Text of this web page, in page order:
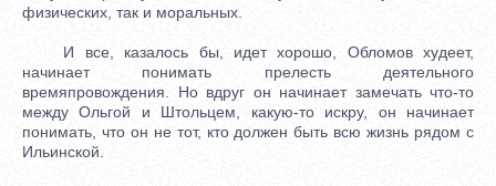
физических, так и моральных.
И все, казалось бы, идет хорошо, Обломов худеет,
начинает понимать прелесть деятельного
времяпровождения. Но вдруг он начинает замечать что-то
между Ольгой и Штольцем, какую-то искру, он начинает
понимать, что он не тот, кто должен быть всю жизнь рядом с
Ильинской.